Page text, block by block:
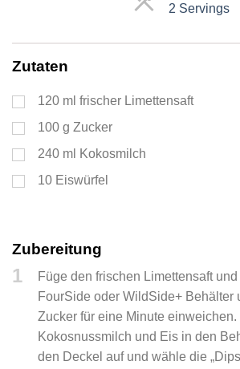
2 Servings
Zutaten
120 ml frischer Limettensaft
100 g Zucker
240 ml Kokosmilch
10 Eiswürfel
Zubereitung
1
Füge den frischen Limettensaft
FourSide oder WildSide+ Behälter
Zucker für eine Minute einweichen.
Kokosnussmilch und Eis in den
den Deckel auf und wähle die